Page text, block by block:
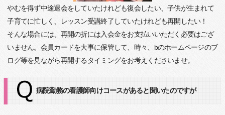
やむを得ず中途退会をしていたけれども復会したい、子供が生まれて
子育てに忙しく、レッスン受講終了していたけれども再開したい！
そんな場合には、再開の折には入会金をお支払いいただく必要はござ
いません。会員カードを大事に保管して、時々、bのホームページのブ
ログ等を見ながら再開するタイミングをお考えくださいませ。
病院勤務の看護師向けコースがあると聞いたのですが